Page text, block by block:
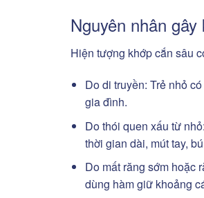
Nguyên nhân
Hiện tượng khớp cắn sâu
Do di truyền: Trẻ nhỏ
gia đình.
Do thói quen xấu từ
thời gian dài, mút tay,
Do mất răng sớm hoặc
dùng hàm giữ khoảng